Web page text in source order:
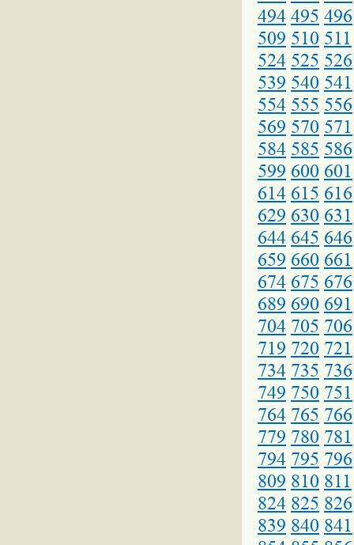
494 495 496
509 510 511
524 525 526
539 540 541
554 555 556
569 570 571
584 585 586
599 600 601
614 615 616
629 630 631
644 645 646
659 660 661
674 675 676
689 690 691
704 705 706
719 720 721
734 735 736
749 750 751
764 765 766
779 780 781
794 795 796
809 810 811
824 825 826
839 840 841